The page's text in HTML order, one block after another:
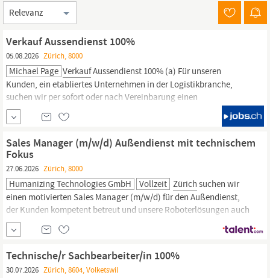
Sortierung
Verkauf Aussendienst 100%
05.08.2026 Zürich, 8000
Michael Page VerkaufAussendienst 100% (a) Für unseren
Kunden, ein etabliertes Unternehmen in der Logistikbranche,
suchen wir per sofort oder nach Vereinbarung einen
Verkaufsberater Aussendienst 100% zur Verstärkung des Teams.
Wir richten uns an eine
ausgeprägter Hunter-Mentalität und fundierter...
Sales Manager (m/w/d) Außendienst mit technischem
Fokus
27.06.2026 Zürich, 8000
Humanizing Technologies GmbH Vollzeit Zürich suchen wir
einen motivierten Sales Manager (m/w/d) für den Außendienst,
der Kunden kompetent betreut und unsere Roboterlösungen auch
technisch begleitet. Damit bereicherst du unser Team. Du betreust
aktiv unsere Kunden in
(und Umgebung). Ausbau und
aktive Betreuung des bestehenden Kundenstamms Gewinnung
neuer Kunden,
Technische/r Sachbearbeiter/in 100%
30.07.2026 Zürich, 8604, Volketswil